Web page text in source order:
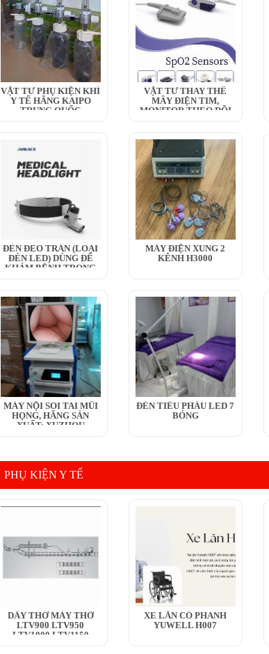
VẬT TƯ PHỤ KIỆN KHÍ
Y TẾ HÃNG KAIPO
TRUNG QUỐC
VẬT TƯ THAY THẾ
MÂY ĐIỆN TIM,
MONITOR THEO DÕI
ĐÈN ĐEO TRÁN (LOẠI
ĐÈN LED) DÙNG ĐỂ
KHÁM BỆNH TRONG
MÁY ĐIỆN XUNG 2
KÊNH H3000
MÁY NỘI SOI TAI MŨI
HỌNG, HÃNG SẢN
XUẤT: XUZHOU
ĐÈN TIỂU PHẪU LED 7
BÓNG
PHỤ KIỆN Y TẾ
DÂY THỞ MÁY THỞ
LTV900 LTV950
LTV1000 LTV1150
XE LĂN CÓ PHANH
YUWELL H007